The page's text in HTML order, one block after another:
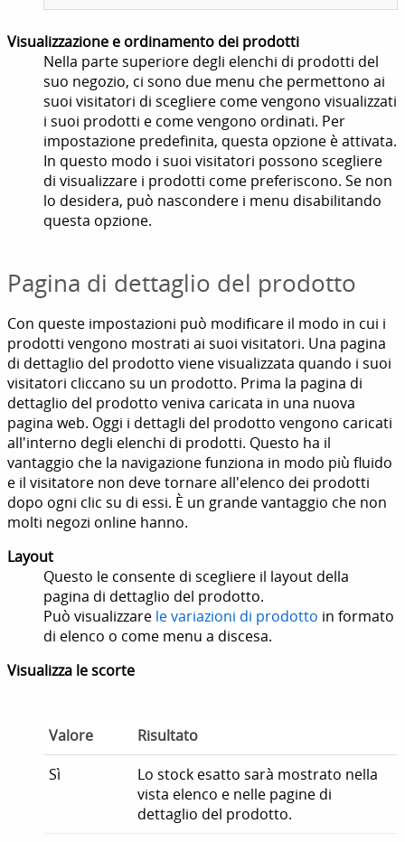
Visualizzazione e ordinamento dei prodotti
Nella parte superiore degli elenchi di prodotti del
suo negozio, ci sono due menu che permettono ai
suoi visitatori di scegliere come vengono visualizzati
i suoi prodotti e come vengono ordinati. Per
impostazione predefinita, questa opzione è attivata.
In questo modo i suoi visitatori possono scegliere
di visualizzare i prodotti come preferiscono. Se non
lo desidera, può nascondere i menu disabilitando
questa opzione.
Pagina di dettaglio del prodotto
Con queste impostazioni può modificare il modo in cui i
prodotti vengono mostrati ai suoi visitatori. Una pagina
di dettaglio del prodotto viene visualizzata quando i suoi
visitatori cliccano su un prodotto. Prima la pagina di
dettaglio del prodotto veniva caricata in una nuova
pagina web. Oggi i dettagli del prodotto vengono caricati
all'interno degli elenchi di prodotti. Questo ha il
vantaggio che la navigazione funziona in modo più fluido
e il visitatore non deve tornare all'elenco dei prodotti
dopo ogni clic su di essi. È un grande vantaggio che non
molti negozi online hanno.
Layout
Questo le consente di scegliere il layout della
pagina di dettaglio del prodotto.
Può visualizzare le variazioni di prodotto in formato
di elenco o come menu a discesa.
Visualizza le scorte
Valore
Risultato
Sì
Lo stock esatto sarà mostrato nella
vista elenco e nelle pagine di
dettaglio del prodotto.